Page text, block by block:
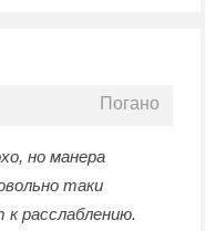
Погано
но манера
таки
к расслаблению.